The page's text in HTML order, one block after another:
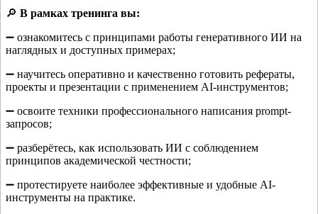
🔎 В рамках тренинга вы:
➖ ознакомитесь с принципами работы генеративного ИИ на
наглядных и доступных примерах;
➖ научитесь оперативно и качественно готовить рефераты,
проекты и презентации с применением AI-инструментов;
➖ освоите техники профессионального написания prompt-
запросов;
➖ разберётесь, как использовать ИИ с соблюдением
принципов академической честности;
➖ протестируете наиболее эффективные и удобные AI-
инструменты на практике.